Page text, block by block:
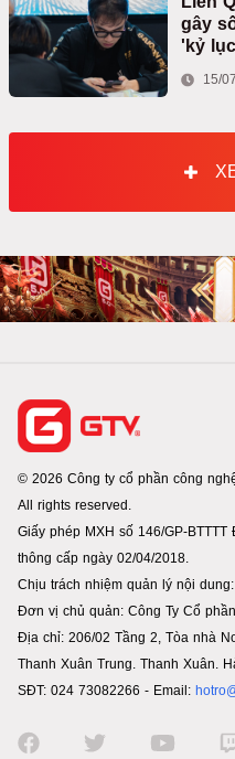
gây
'kỷ
15/
© 2026 Công ty cổ phần công
All rights reserved.
Giấy phép MXH số 146/GP-
thông cấp ngày 02/04/2018.
Chịu trách nhiệm quản lý nội
Đơn vị chủ quản: Công Ty Cổ
Địa chỉ: 206/02 Tầng 2, Tòa nhà
Thanh Xuân Trung. Thanh Xuân.
SĐT: 024 73082266 - Email: